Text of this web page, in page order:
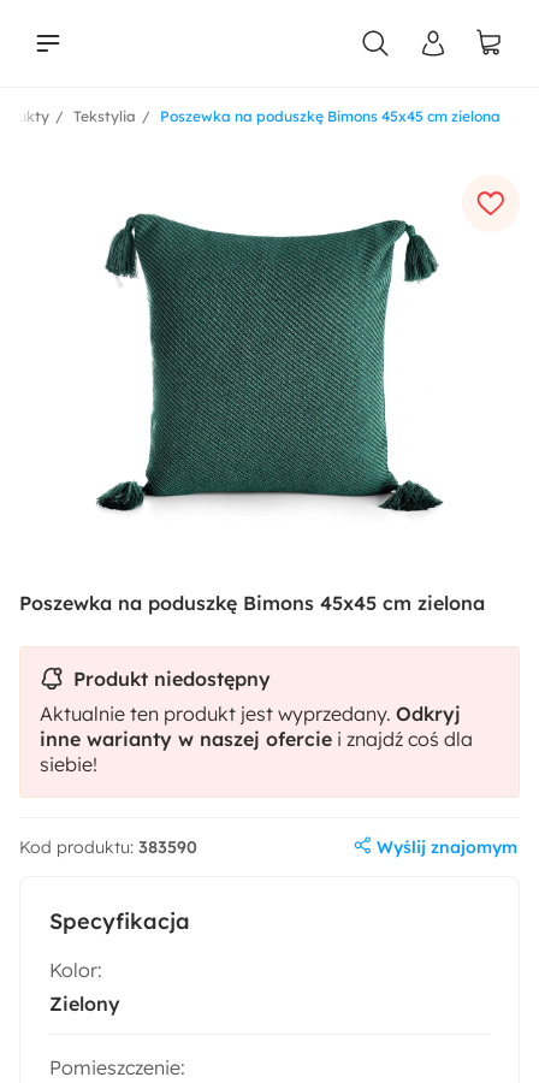
Poszewka na poduszkę Bimons 45x45 cm zielona
Tekstylia
Specyfikacja
Kolor:
Zielony
Pomieszczenie:
Poszewka na poduszkę Bimons 45x45 cm zielona
Produkt niedostępny
Aktualnie ten produkt jest wyprzedany. Odkryj
inne warianty w naszej ofercie i znajdź coś dla
siebie!
Kod produktu: 383590 Wyślij znajomym